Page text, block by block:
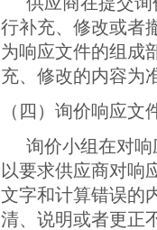
行补充、修改或者
为响应文件的组成
充、修改的内容为
（四）询价响应文
询价小组在对
以要求供应商对响
文字和计算错误的
清、说明或者更正